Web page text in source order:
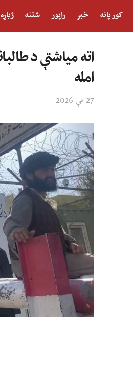
کور پانه خبر راپور شننه ژباړه
امله
27 مې 2026